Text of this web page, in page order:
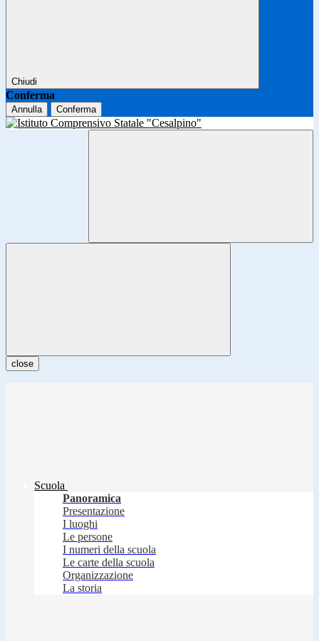
Chiudi
Conferma
Annulla Conferma
close
Scuola
Panoramica
Presentazione
I luoghi
Le persone
I numeri della scuola
Le carte della scuola
Organizzazione
La storia